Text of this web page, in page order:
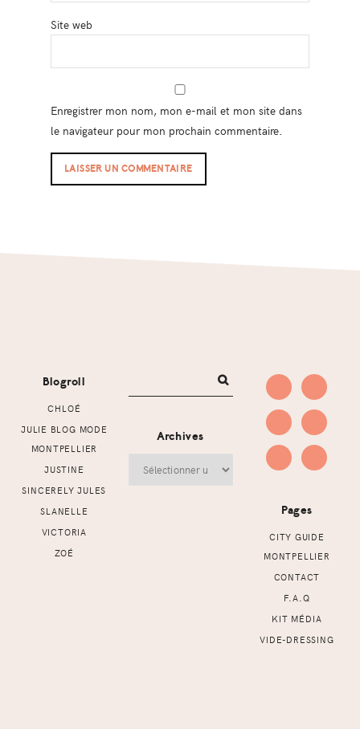
Site web
Enregistrer mon nom, mon e-mail et mon site dans
le navigateur pour mon prochain commentaire.
Blogroll
CHLOÉ
JULIE BLOG MODE
MONTPELLIER
JUSTINE
SINCERELY JULES
SLANELLE
VICTORIA
ZOÉ
Archives
Pages
CITY GUIDE
MONTPELLIER
CONTACT
F.A.Q
KIT MÉDIA
VIDE-DRESSING